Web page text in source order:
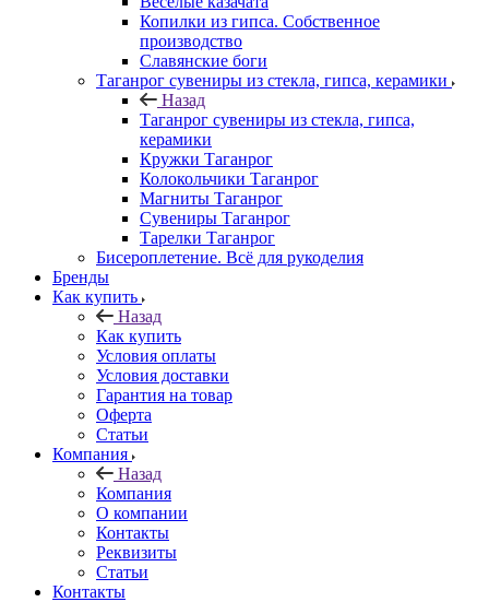
Копилки из гипса. Собственное
производство
Славянские боги
Таганрог сувениры из стекла, гипса, керамики
Назад
Таганрог сувениры из стекла, гипса,
керамики
Кружки Таганрог
Колокольчики Таганрог
Магниты Таганрог
Сувениры Таганрог
Тарелки Таганрог
Бисероплетение. Всё для рукоделия
Бренды
Как купить
Назад
Как купить
Условия оплаты
Условия доставки
Гарантия на товар
Оферта
Статьи
Компания
Назад
Компания
О компании
Контакты
Реквизиты
Статьи
Контакты